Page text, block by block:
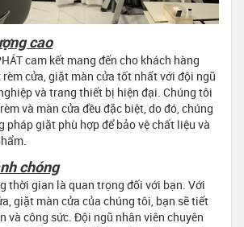
cao
cam kết mang đến cho khách hàng
cửa, giặt màn cửa tốt nhất với đội ngũ
và trang thiết bị hiện đại. Chúng tôi
và màn cửa đều đặc biệt, do đó, chúng
pháp giặt phù hợp để bảo vệ chất liệu và
chóng
thời gian là quan trọng đối với bạn. Với
giặt màn cửa của chúng tôi, bạn sẽ tiết
và công sức. Đội ngũ nhân viên chuyên